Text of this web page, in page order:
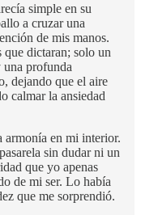
simple en su
a cruzar una
de mis manos.
que dictaran; solo un
profunda
dejando que el aire
calmar la ansiedad
armonía en mi interior.
sin dudar ni un
que yo apenas
de mi ser. Lo había
que me sorprendió.